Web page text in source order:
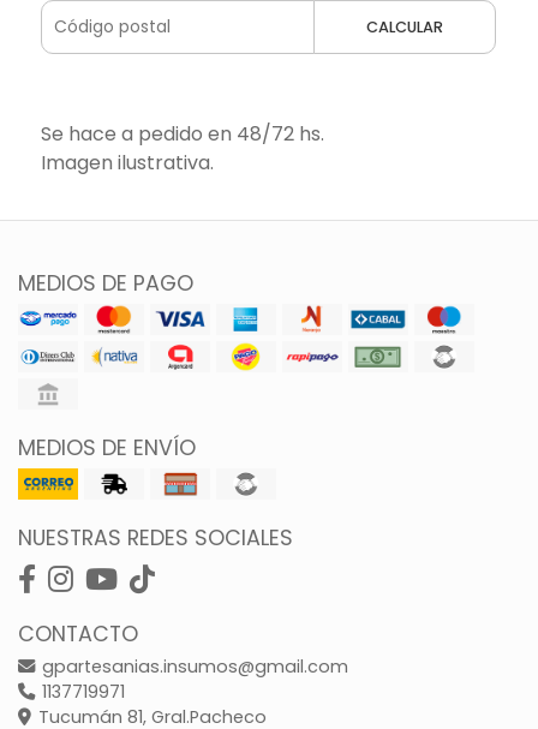
CALCULAR
Se hace a pedido en 48/72 hs.
Imagen ilustrativa.
MEDIOS DE PAGO
MEDIOS DE ENVÍO
NUESTRAS REDES SOCIALES
CONTACTO
gpartesanias.insumos@gmail.com
1137719971
Tucumán 81, Gral.Pacheco